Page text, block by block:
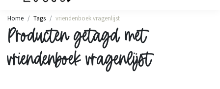
Home Tags vriendenboek vragenlijst
Producten getagd met
vriendenboek vragenlijst